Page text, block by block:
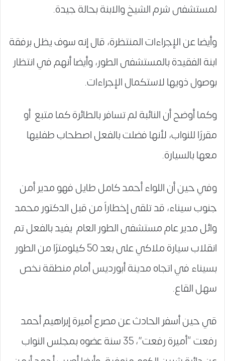
لمستشفى شرم الشيخ والابنة بحالة جيدة.
وأيضا عن الإجراءات المنتظرة، قال إنه سوف يظل برفقة
ابنة الفقيدة بالمستشفى الطور، وأيضا أنهم في انتظار
بوصول ذويها لاستكمال الإجراءات.
وكما أوضح أن النائبة لم تسافر بالطائرة كما متبع أو
مقررًا للنواب، لأنها فضلت بالفعل اصطحاب طفليها
معها بالسيارة.
وفي حين أن اللواء أحمد كامل طايل فهو مدير أمن
جنوب سيناء، قد تلقى إخطاراً من قبل الدكتور محمد
وائل مدير عام مستشفى الطور العام يفيد بالفعل تم
انقلاب سيارة ملاكي على بعد 50 كيلومترًا من الطور
بسيناء في اتجاه مدينة أبورديس أمام منطقة نخص
سهل القاع.
قي حين أسفر الحادث عن مصرع أميرة إبراهيم أحمد
رفعت “أميرة رفعت”، 35 سنة عضوه بمجلس النواب